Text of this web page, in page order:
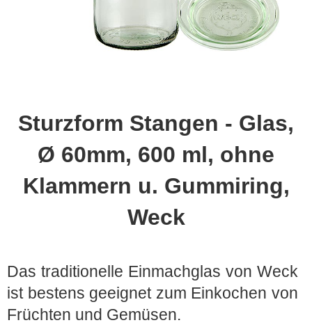
Sturzform Stangen - Glas,
Ø 60mm, 600 ml, ohne
Klammern u. Gummiring,
Weck
Das traditionelle Einmachglas von Weck
ist bestens geeignet zum Einkochen von
Früchten und Gemüsen.